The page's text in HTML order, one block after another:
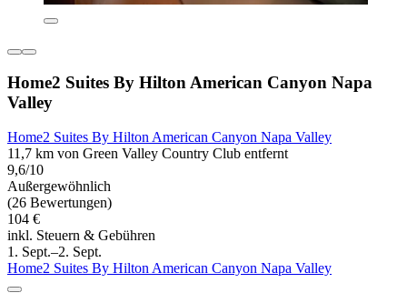
Home2 Suites By Hilton American Canyon Napa
Valley
Home2 Suites By Hilton American Canyon Napa Valley
11,7 km von Green Valley Country Club entfernt
9,6/10
Außergewöhnlich
(26 Bewertungen)
104 €
inkl. Steuern & Gebühren
1. Sept.–2. Sept.
Home2 Suites By Hilton American Canyon Napa Valley